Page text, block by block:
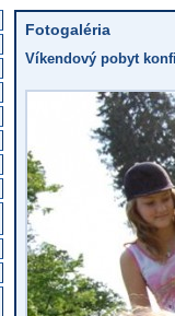
Fotogaléria
Víkendový pobyt